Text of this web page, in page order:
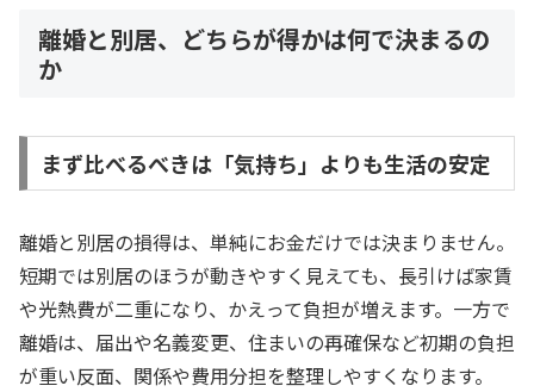
離婚と別居、どちらが得かは何で決まるの
か
まず比べるべきは「気持ち」よりも生活の安定
離婚と別居の損得は、単純にお金だけでは決まりません。
短期では別居のほうが動きやすく見えても、長引けば家賃
や光熱費が二重になり、かえって負担が増えます。一方で
離婚は、届出や名義変更、住まいの再確保など初期の負担
が重い反面、関係や費用分担を整理しやすくなります。